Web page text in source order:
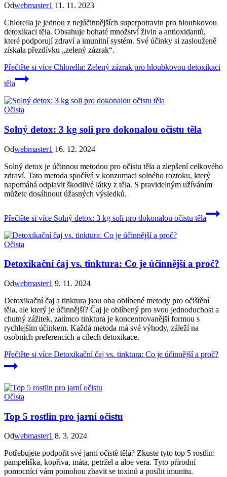
Odwebmaster1 11. 11. 2023
Chlorella je jednou z nejúčinnějších superpotravin pro hloubkovou
detoxikaci těla. Obsahuje bohaté množství živin a antioxidantů,
které podporují zdraví a imunitní systém. Své účinky si zaslouženě
získala přezdívku „zelený zázrak“.
Přečtěte si více Chlorella: Zelený zázrak pro hloubkovou detoxikaci
těla
Očista
Solný detox: 3 kg soli pro dokonalou očistu těla
Odwebmaster1 16. 12. 2024
Solný detox je účinnou metodou pro očistu těla a zlepšení celkového
zdraví. Tato metoda spočívá v konzumaci solného roztoku, který
napomáhá odplavit škodlivé látky z těla. S pravidelným užíváním
můžete dosáhnout úžasných výsledků.
Přečtěte si více Solný detox: 3 kg soli pro dokonalou očistu těla
Očista
Detoxikační čaj vs. tinktura: Co je účinnější a proč?
Odwebmaster1 9. 11. 2024
Detoxikační čaj a tinktura jsou oba oblíbené metody pro očištění
těla, ale který je účinnější? Čaj je oblíbený pro svou jednoduchost a
chutný zážitek, zatímco tinktura je koncentrovanější formou s
rychlejším účinkem. Každá metoda má své výhody, záleží na
osobních preferencích a cílech detoxikace.
Přečtěte si více Detoxikační čaj vs. tinktura: Co je účinnější a proč?
Očista
Top 5 rostlin pro jarní očistu
Odwebmaster1 8. 3. 2024
Potřebujete podpořit své jarní očistě těla? Zkuste tyto top 5 rostlin:
pampeliška, kopřiva, máta, petržel a aloe vera. Tyto přírodní
pomocníci vám pomohou zbavit se toxinů a posílit imunitu.